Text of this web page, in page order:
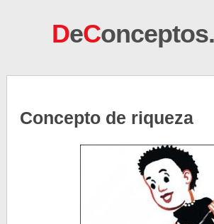
DeC
Concepto de riqueza